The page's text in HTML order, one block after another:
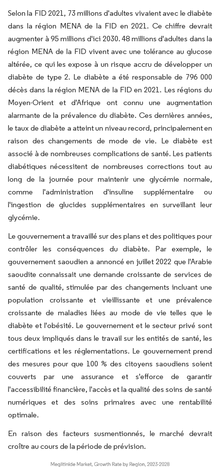
Selon la FID 2021, 73 millions d'adultes vivaient avec le diabète
dans la région MENA de la FID en 2021. Ce chiffre devrait
augmenter à 95 millions d'ici 2030. 48 millions d'adultes dans la
région MENA de la FID vivent avec une tolérance au glucose
altérée, ce qui les expose à un risque accru de développer un
diabète de type 2. Le diabète a été responsable de 796 000
décès dans la région MENA de la FID en 2021. Les régions du
Moyen-Orient et d'Afrique ont connu une augmentation
alarmante de la prévalence du diabète. Ces dernières années,
le taux de diabète a atteint un niveau record, principalement en
raison des changements de mode de vie. Le diabète est
associé à de nombreuses complications de santé. Les patients
diabétiques nécessitent de nombreuses corrections tout au
long de la journée pour maintenir une glycémie normale,
comme l'administration d'insuline supplémentaire ou
l'ingestion de glucides supplémentaires en surveillant leur
glycémie.
Le gouvernement a travaillé sur des plans et des politiques pour
contrôler les conséquences du diabète. Par exemple, le
gouvernement saoudien a annoncé en juillet 2022 que l'Arabie
saoudite connaissait une demande croissante de services de
santé de qualité, stimulée par des changements incluant une
population croissante et vieillissante et une prévalence
croissante de maladies liées au mode de vie telles que le
diabète et l'obésité. Le gouvernement et le secteur privé sont
tous deux impliqués dans le travail sur les entités de santé, les
certifications et les réglementations. Le gouvernement prend
des mesures pour que 100 % des citoyens saoudiens soient
couverts par une assurance et s'efforce de garantir
l'accessibilité financière, l'accès et la qualité des soins de santé
numériques et des soins primaires avec une rentabilité
optimale.
En raison des facteurs susmentionnés, le marché devrait
croître au cours de la période de prévision.